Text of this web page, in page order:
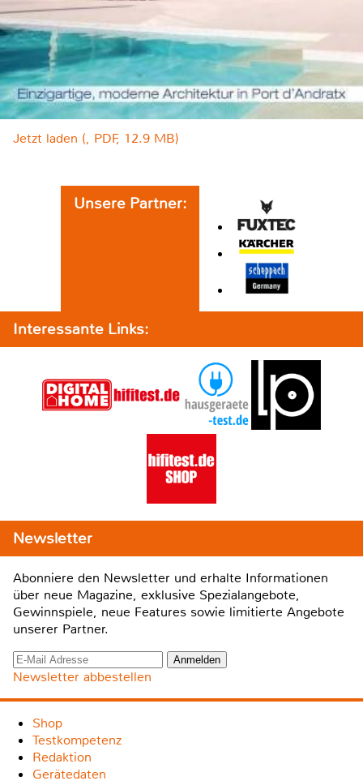
Jetzt laden (, PDF, 12.9 MB)
Unsere Partner:
Interessante Links:
Newsletter
Abonniere den Newsletter und erhalte Informationen
über neue Magazine, exklusive Spezialangebote,
Gewinnspiele, neue Features sowie limitierte Angebote
unserer Partner.
Newsletter abbestellen
Shop
Testkompetenz
Redaktion
Gerätedaten